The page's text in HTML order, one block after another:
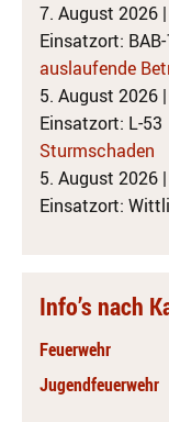
7. August 2026 |
Einsatzort:
auslaufende
5. August 2026 |
Einsatzort: L-53
Sturmschaden
5. August 2026 |
Einsatzort:
Info’s nach
Feuerwehr
Jugendfeuerwehr